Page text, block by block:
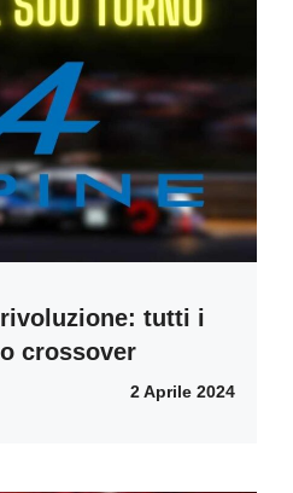
tutti i
crossover
2 Aprile 2024